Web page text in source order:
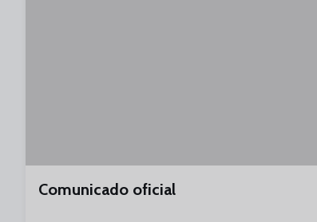
Comunicado oficial